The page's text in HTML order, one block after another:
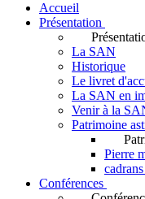
Accueil
Présentation
La SAN
Historique
Le livret
La SAN en
Venir à la
Patrimoine
Pierre
Conférences